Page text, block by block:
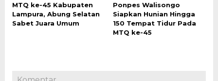
MTQ ke-45 Kabupaten
Lampura, Abung Selatan
Sabet Juara Umum
Ponpes Walisongo
Siapkan Hunian Hingga
150 Tempat Tidur Pada
MTQ ke-45